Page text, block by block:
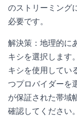
のストリーミング
必要です。
解決策：地理的に
キシを選択します
キシを使用してい
つプロバイダーを
が保証された帯域
確認してください。